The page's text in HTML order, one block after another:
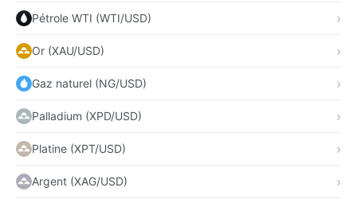
Pétrole WTI (WTI/USD)
Or (XAU/USD)
Gaz naturel (NG/USD)
Palladium (XPD/USD)
Platine (XPT/USD)
Argent (XAG/USD)